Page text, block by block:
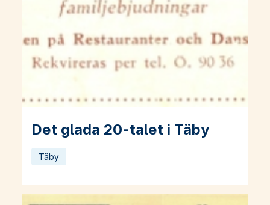
Det glada 20-talet i Täby
Läs mer om Det glada 20-talet i Täby
Täby